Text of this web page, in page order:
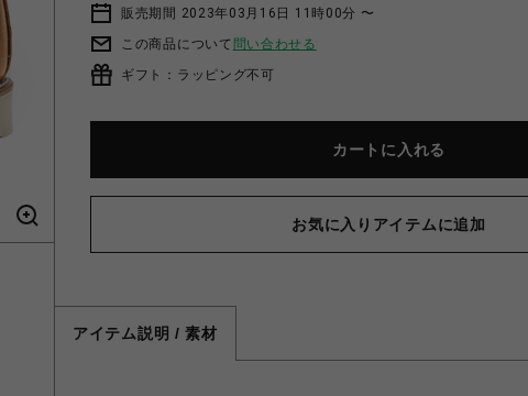
販売期間 2023年03月16日 11時00分 〜
この商品について 問い合わせる
ギフト：ラッピング不可
カートに入れる
お気に入りアイテムに追加
アイテム説明 / 素材